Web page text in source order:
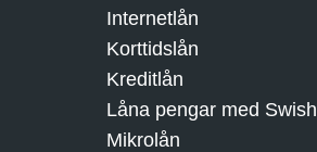
Internetlån
Korttidslån
Kreditlån
Låna pengar med Swish
Mikrolån